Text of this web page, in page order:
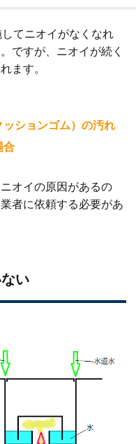
てニオイがなくなれ
ですが、ニオイが続く
ます。
ションゴム）の汚れ
合
オイの原因があるの
者に依頼する必要があ
い